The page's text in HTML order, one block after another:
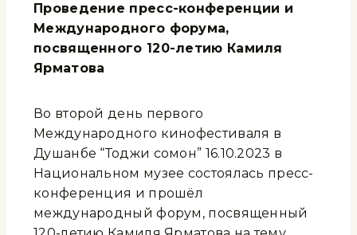
Проведение пресс-конференции и
Международного форума,
посвященного 120-летию Камиля
Ярматова
Во второй день первого
Международного кинофестиваля в
Душанбе “Тоджи сомон” 16.10.2023 в
Национальном музее состоялась пресс-
конференция и прошёл
международный форум, посвященный